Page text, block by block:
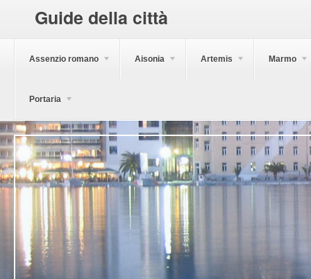
Guide della città
Assenzio romano Aisonia Artemis Marmo
Portaria